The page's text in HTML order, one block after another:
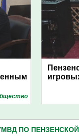
ПО ПЕНЗЕНСКОЙ